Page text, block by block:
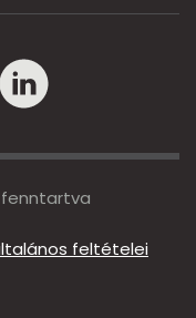
fenntartva
feltételei